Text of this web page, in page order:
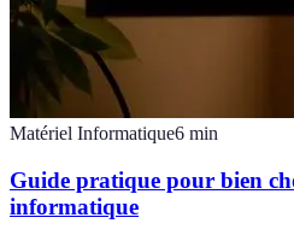
Matériel Informatique6 min
Guide pratique pour bien
informatique